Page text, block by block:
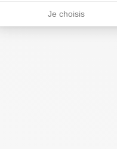
Je choisis